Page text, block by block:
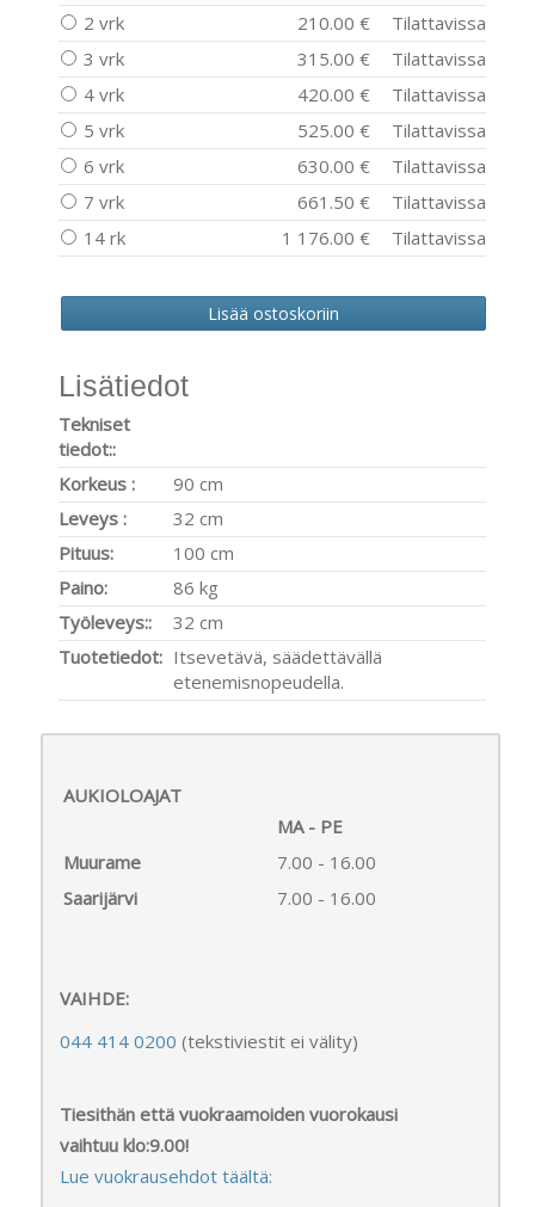
2 vrk
210.00 €
Tilattavissa
3 vrk
315.00 €
Tilattavissa
4 vrk
420.00 €
Tilattavissa
5 vrk
525.00 €
Tilattavissa
6 vrk
630.00 €
Tilattavissa
7 vrk
661.50 €
Tilattavissa
14 rk
1 176.00 € Tilattavissa
Lisätiedot
Tekniset
tiedot::
Korkeus :
90 cm
Leveys :
32 cm
Pituus:
100 cm
Paino:
86 kg
Työleveys::
32 cm
Tuotetiedot: Itsevetävä, säädettävällä
etenemisnopeudella.
AUKIOLOAJAT
MA - PE
Muurame
7.00 - 16.00
Saarijärvi
7.00 - 16.00
VAIHDE:
044 414 0200 (tekstiviestit ei välity)
Tiesithän että vuokraamoiden vuorokausi
vaihtuu klo:9.00!
Lue vuokrausehdot täältä: